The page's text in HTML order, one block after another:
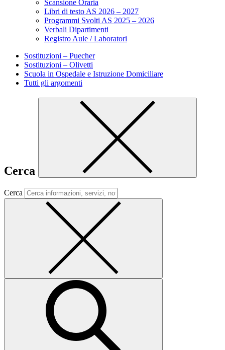
Scansione Oraria
Libri di testo AS 2026 – 2027
Programmi Svolti AS 2025 – 2026
Verbali Dipartimenti
Registro Aule / Laboratori
Sostituzioni – Puecher
Sostituzioni – Olivetti
Scuola in Ospedale e Istruzione Domiciliare
Tutti gli argomenti
Cerca
Cerca